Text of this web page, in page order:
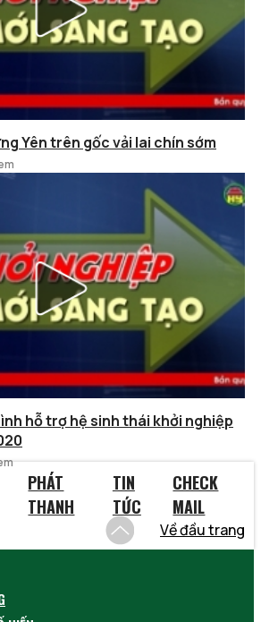
Yên trên gốc vải lai chín sớm
hỗ trợ hệ sinh thái khởi nghiệp
PHÁT
THANH
TIN
TỨC
CHECK
MAIL
Về đầu trang